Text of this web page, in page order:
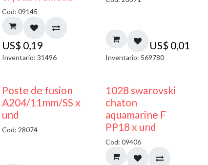
Cod: 09145
US$ 0,19
Inventario: 31496
US$ 0,01
Inventario: 569780
Poste de fusion
A204/11mm/SS x
und
Cod: 28074
1028 swarovski
chaton
aquamarine F
PP18 x und
Cod: 09406